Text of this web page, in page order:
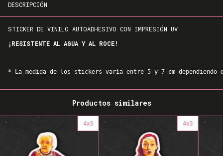
DESCRIPCIÓN
STICKER DE VINILO AUTOADHESIVO CON IMPRESIÓN UV
¡RESISTENTE AL AGUA Y AL ROCE!
* La medida de los stickers varía entre 5 y 7 cm dependiendo
Productos similares
4x3 4x3